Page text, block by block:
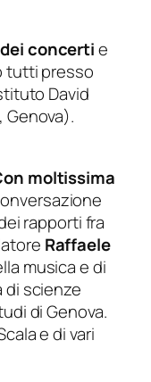
concertie
tutti presso
David
Genova).
moltissima
rapporti fra
Raffaele
musica e di
di scienze
di Genova.
e di vari